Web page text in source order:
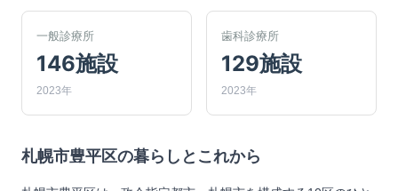
一般診療所
146施設
2023年
歯科診療所
129施設
2023年
札幌市豊平区の暮らしとこれから